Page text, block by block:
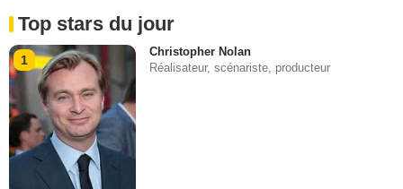
Top stars du jour
1
Christopher Nolan
Réalisateur, scénariste, producteur